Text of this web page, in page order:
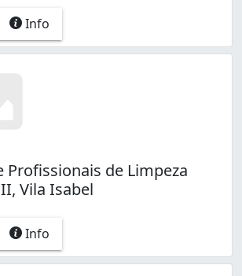
Info
Profissionais de Limpeza
Vila Isabel
Info